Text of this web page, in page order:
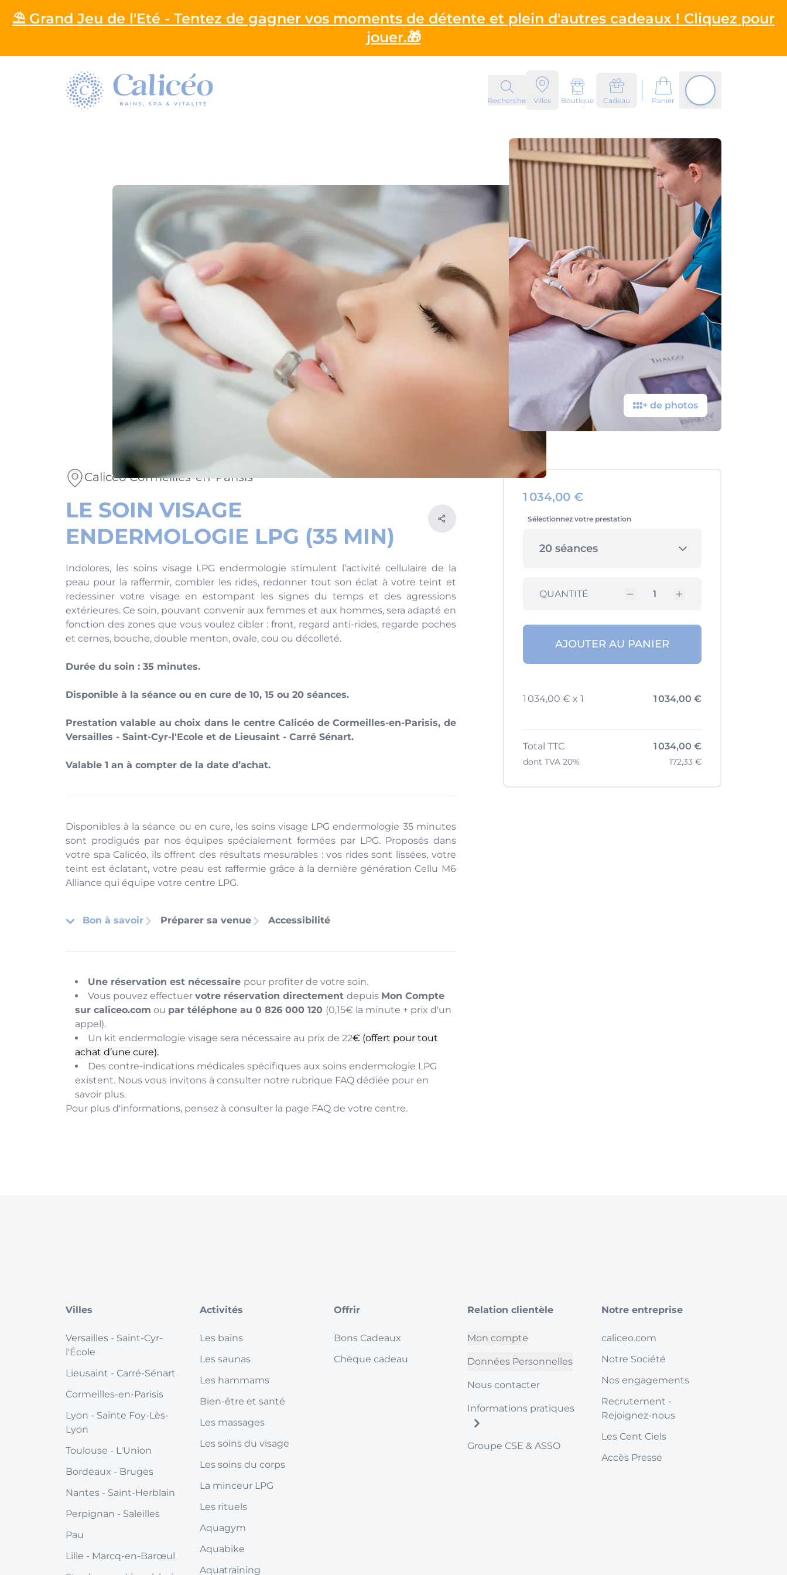
⛱️ Grand Jeu de l'Eté - Tentez de gagner vos moments de détente et plein d'autres cadeaux ! Cliquez pour
jouer.🎁
Homepage Recherche Villes Boutique Cadeau Panier
+ de photos
Calicéo Cormeilles-en-Parisis
LE SOIN VISAGE
ENDERMOLOGIE LPG (35 MIN)
Indolores, les soins visage LPG endermologie stimulent l’activité cellulaire de la
peau pour la raffermir, combler les rides, redonner tout son éclat à votre teint et
redessiner votre visage en estompant les signes du temps et des agressions
extérieures. Ce soin, pouvant convenir aux femmes et aux hommes, sera adapté en
fonction des zones que vous voulez cibler : front, regard anti-rides, regarde poches
et cernes, bouche, double menton, ovale, cou ou décolleté.
Durée du soin : 35 minutes.
Disponible à la séance ou en cure de 10, 15 ou 20 séances.
Prestation valable au choix dans le centre Calicéo de Cormeilles-en-Parisis, de
Versailles - Saint-Cyr-l'Ecole et de Lieusaint - Carré Sénart.
Valable 1 an à compter de la date d’achat.
Disponibles à la séance ou en cure, les soins visage LPG endermologie 35 minutes
sont prodigués par nos équipes spécialement formées par LPG. Proposés dans
votre spa Calicéo, ils offrent des résultats mesurables : vos rides sont lissées, votre
teint est éclatant, votre peau est raffermie grâce à la dernière génération Cellu M6
Alliance qui équipe votre centre LPG.
Bon à savoir Préparer sa venue Accessibilité
Une réservation est nécessaire pour profiter de votre soin.
Vous pouvez effectuer votre réservation directement depuis Mon Compte
sur caliceo.com ou par téléphone au 0 826 000 120 (0,15€ la minute + prix d'un
appel).
Un kit endermologie visage sera nécessaire au prix de 22€ (offert pour tout
achat d’une cure).
Des contre-indications médicales spécifiques aux soins endermologie LPG
existent. Nous vous invitons à consulter notre rubrique FAQ dédiée pour en
savoir plus.
Pour plus d'informations, pensez à consulter la page FAQ de votre centre.
1 034,00 €
Sélectionnez votre prestation
20 séances
QUANTITÉ
AJOUTER AU PANIER
1 034,00 € x 1 1 034,00 €
Total TTC 1 034,00 €
dont TVA 20% 172,33 €
Villes
Versailles - Saint-Cyr-
l'École
Lieusaint - Carré-Sénart
Cormeilles-en-Parisis
Lyon - Sainte Foy-Lès-
Lyon
Toulouse - L'Union
Bordeaux - Bruges
Nantes - Saint-Herblain
Perpignan - Saleilles
Pau
Lille - Marcq-en-Barœul
Activités
Les bains
Les saunas
Les hammams
Bien-être et santé
Les massages
Les soins du visage
Les soins du corps
La minceur LPG
Les rituels
Aquagym
Aquabike
Aquatraining
Offrir
Bons Cadeaux
Chèque cadeau
Relation clientèle
Mon compte
Données Personnelles
Nous contacter
Informations pratiques
Groupe CSE & ASSO
Notre entreprise
caliceo.com
Notre Société
Nos engagements
Recrutement -
Rejoignez-nous
Les Cent Ciels
Accès Presse